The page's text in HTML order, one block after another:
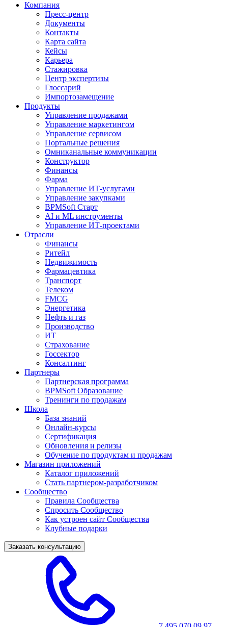
Компания
Пресс-центр
Документы
Контакты
Карта сайта
Кейсы
Карьера
Стажировка
Центр экспертизы
Глоссарий
Импортозамещение
Продукты
Управление продажами
Управление маркетингом
Управление сервисом
Портальные решения
Омниканальные коммуникации
Конструктор
Финансы
Фарма
Управление ИТ-услугами
Управление закупками
BPMSoft Старт
AI и ML инструменты
Управление ИТ-проектами
Отрасли
Финансы
Ритейл
Недвижимость
Фармацевтика
Транспорт
Телеком
FMCG
Энергетика
Нефть и газ
Производство
ИТ
Страхование
Госсектор
Консалтинг
Партнеры
Партнерская программа
BPMSoft Образование
Тренинги по продажам
Школа
База знаний
Онлайн-курсы
Сертификация
Обновления и релизы
Обучение по продуктам и продажам
Магазин приложений
Каталог приложений
Стать партнером-разработчиком
Сообщество
Правила Сообщества
Спросить Сообщество
Как устроен сайт Сообщества
Клубные подарки
Заказать консультацию